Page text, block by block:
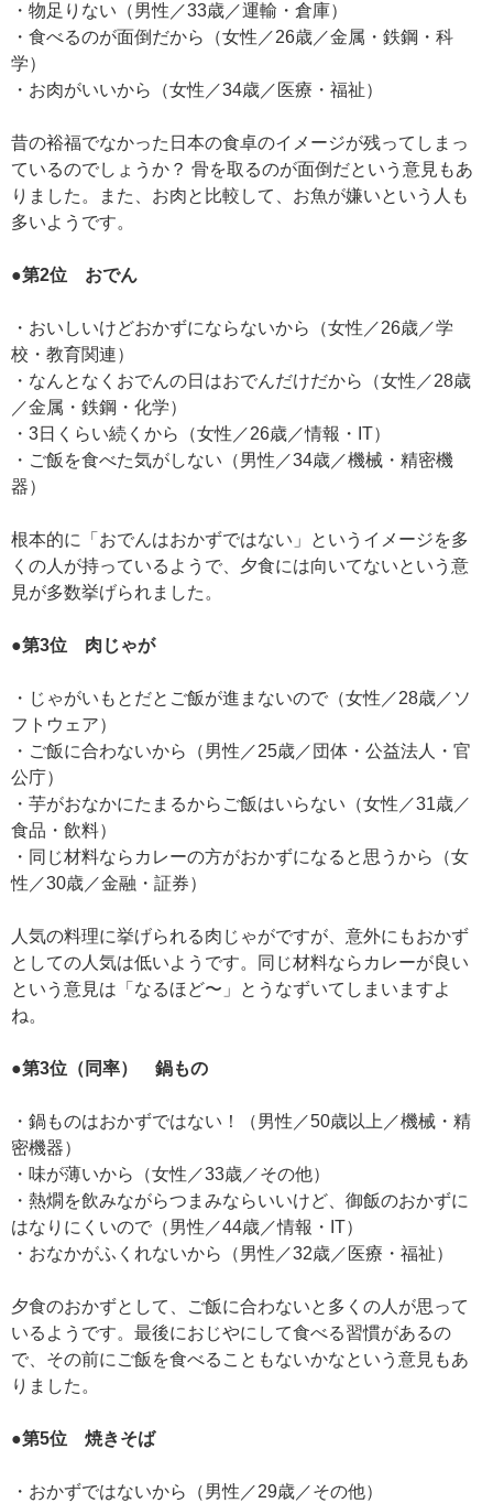
・物足りない（男性／33歳／運輸・倉庫）
・食べるのが面倒だから（女性／26歳／金属・鉄鋼・科
学）
・お肉がいいから（女性／34歳／医療・福祉）
昔の裕福でなかった日本の食卓のイメージが残ってしまっ
ているのでしょうか？ 骨を取るのが面倒だという意見もあ
りました。また、お肉と比較して、お魚が嫌いという人も
多いようです。
●第2位 おでん
・おいしいけどおかずにならないから（女性／26歳／学
校・教育関連）
・なんとなくおでんの日はおでんだけだから（女性／28歳
／金属・鉄鋼・化学）
・3日くらい続くから（女性／26歳／情報・IT）
・ご飯を食べた気がしない（男性／34歳／機械・精密機
器）
根本的に「おでんはおかずではない」というイメージを多
くの人が持っているようで、夕食には向いてないという意
見が多数挙げられました。
●第3位 肉じゃが
・じゃがいもとだとご飯が進まないので（女性／28歳／ソ
フトウェア）
・ご飯に合わないから（男性／25歳／団体・公益法人・官
公庁）
・芋がおなかにたまるからご飯はいらない（女性／31歳／
食品・飲料）
・同じ材料ならカレーの方がおかずになると思うから（女
性／30歳／金融・証券）
人気の料理に挙げられる肉じゃがですが、意外にもおかず
としての人気は低いようです。同じ材料ならカレーが良い
という意見は「なるほど〜」とうなずいてしまいますよ
ね。
●第3位（同率） 鍋もの
・鍋ものはおかずではない！（男性／50歳以上／機械・精
密機器）
・味が薄いから（女性／33歳／その他）
・熱燗を飲みながらつまみならいいけど、御飯のおかずに
はなりにくいので（男性／44歳／情報・IT）
・おなかがふくれないから（男性／32歳／医療・福祉）
夕食のおかずとして、ご飯に合わないと多くの人が思って
いるようです。最後におじやにして食べる習慣があるの
で、その前にご飯を食べることもないかなという意見もあ
りました。
●第5位 焼きそば
・おかずではないから（男性／29歳／その他）